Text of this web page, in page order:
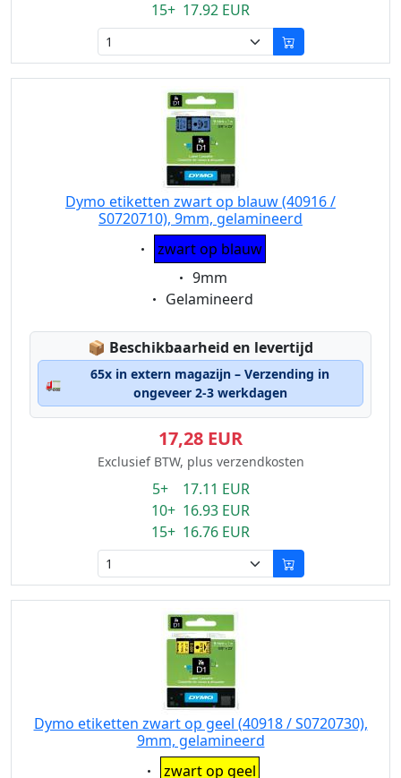
15+ 17.92 EUR
Dymo etiketten zwart op blauw (40916 /
S0720710), 9mm, gelamineerd
Eigenschaft:
zwart op blauw
Eigenschaft:
9mm
Eigenschaft:
Gelamineerd
📦 Lagerstatus:
Beschikbaarheid en levertijd
🚛
65x in extern magazijn – Verzending in
ongeveer 2-3 werkdagen
17,28 EUR
Exclusief BTW, plus verzendkosten
5+ 17.11 EUR
10+ 16.93 EUR
15+ 16.76 EUR
Dymo etiketten zwart op geel (40918 / S0720730),
9mm, gelamineerd
Eigenschaft:
zwart op geel